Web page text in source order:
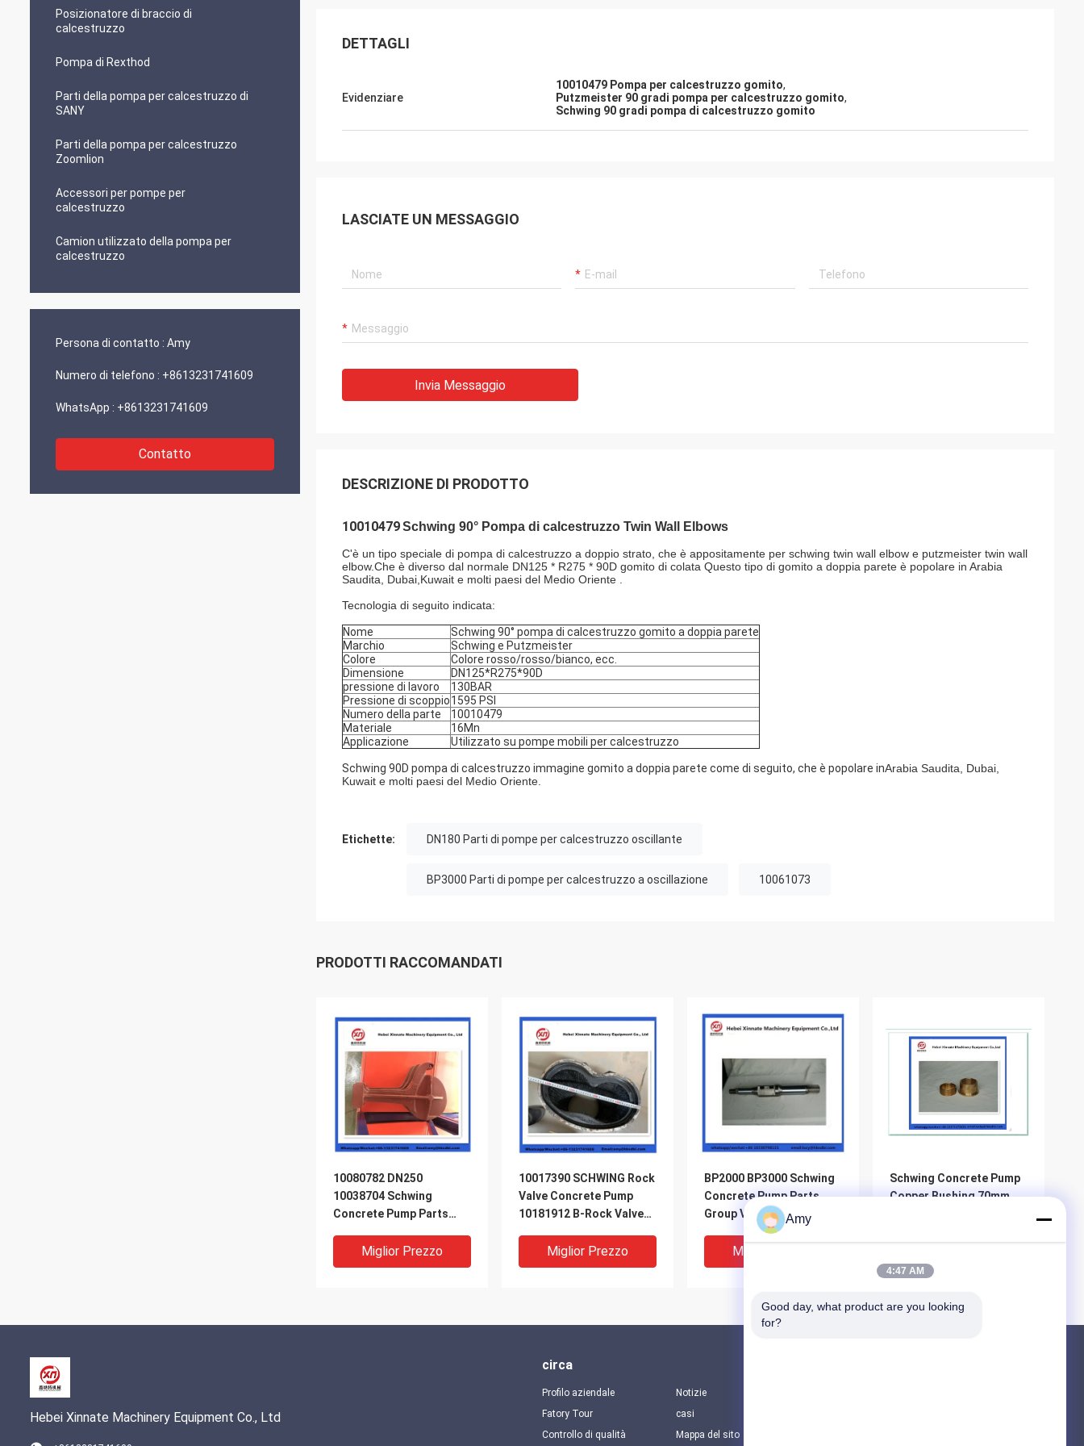
Posizionatore di braccio di
calcestruzzo
Pompa di Rexthod
Parti della pompa per calcestruzzo di
SANY
Parti della pompa per calcestruzzo
Zoomlion
Accessori per pompe per
calcestruzzo
Camion utilizzato della pompa per
calcestruzzo
Persona di contatto : Amy
Numero di telefono : +8613231741609
WhatsApp : +8613231741609
Contatto
DETTAGLI
Evidenziare
10010479 Pompa per calcestruzzo gomito,
Putzmeister 90 gradi pompa per calcestruzzo gomito,
Schwing 90 gradi pompa di calcestruzzo gomito
LASCIATE UN MESSAGGIO
Invia Messaggio
DESCRIZIONE DI PRODOTTO
10010479Schwing 90° Pompa di calcestruzzo Twin Wall Elbows
C'è un tipo speciale di pompa di calcestruzzo a doppio strato, che è appositamente per schwing twin wall elbow e putzmeister twin wall
elbow.Che è diverso dal normale DN125 * R275 * 90D gomito di colata Questo tipo di gomito a doppia parete è popolare in Arabia
Saudita, Dubai,Kuwait e molti paesi del Medio Oriente .
Tecnologia di seguito indicata:
Nome
Schwing 90° pompa di calcestruzzo gomito a doppia parete
Marchio
Schwing e Putzmeister
Colore
Colore rosso/rosso/bianco, ecc.
Dimensione
DN125*R275*90D
pressione di lavoro
130BAR
Pressione di scoppio1595 PSI
Numero della parte
10010479
Materiale
16Mn
Applicazione
Utilizzato su pompe mobili per calcestruzzo
Schwing 90D pompa di calcestruzzo immagine gomito a doppia parete come di seguito, che è popolare inArabia Saudita, Dubai,
Kuwait e molti paesi del Medio Oriente.
Etichette: DN180 Parti di pompe per calcestruzzo oscillante
BP3000 Parti di pompe per calcestruzzo a oscillazione 10061073
PRODOTTI RACCOMANDATI
10080782 DN250
10038704 Schwing
Concrete Pump Parts
Miglior Prezzo
10017390 SCHWING Rock
Valve Concrete Pump
10181912 B-Rock Valve
210/180Miglior Prezzo
BP2000 BP3000 Schwing
Concrete Pump Parts
Group Valve Spindle
Miglior Prezzo
Schwing Concrete Pump
Copper Bushing 70mm
Hebei Xinnate Machinery Equipment Co., Ltd
circa
Profilo aziendale
Fatory Tour
Controllo di qualità
Notizie
casi
Mappa del sito
Amy
4:47 AM
Good day, what product are you looking
for?